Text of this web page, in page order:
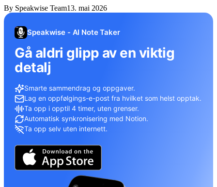
By Speakwise Team13. mai 2026
Speakwise - AI Note Taker
Gå aldri glipp av en viktig
detalj
Smarte sammendrag og oppgaver.
Lag en oppfølgings-e-post fra hvilket som helst opptak.
Ta opp i opptil 4 timer, uten grenser.
Automatisk synkronisering med Notion.
Ta opp selv uten internett.